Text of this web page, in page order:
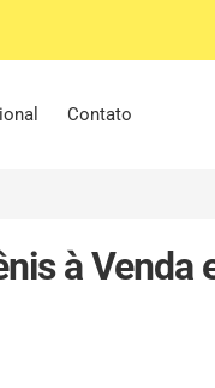
Contato
à Venda